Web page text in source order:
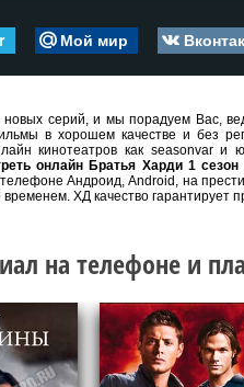
Мой мир
серий, и мы порадуем Вас,
в хорошем качестве и без
кинотеатров как seasonvar и
онлайн Братья Харди 1 сезон
Андроид, Android, на
временем. ХД качество гарантирует
на телефоне и